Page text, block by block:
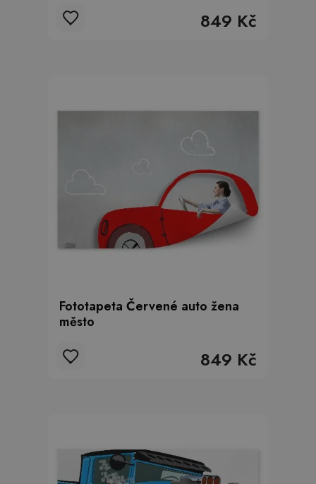
849 Kč
Fototapeta Červené auto žena
město
849 Kč